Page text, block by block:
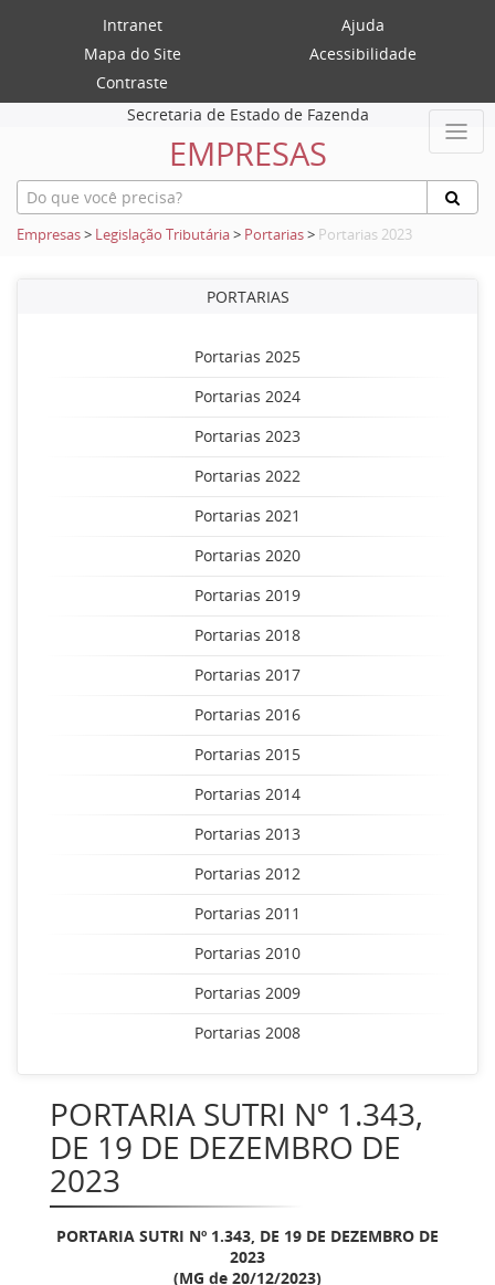
Intranet
Ajuda
Mapa do Site
Acessibilidade
Contraste
Secretaria de Estado de Fazenda
EMPRESAS
Empresas> Legislação Tributária> Portarias> Portarias 2023
PORTARIAS
Portarias 2025
Portarias 2024
Portarias 2023
Portarias 2022
Portarias 2021
Portarias 2020
Portarias 2019
Portarias 2018
Portarias 2017
Portarias 2016
Portarias 2015
Portarias 2014
Portarias 2013
Portarias 2012
Portarias 2011
Portarias 2010
Portarias 2009
Portarias 2008
PORTARIA SUTRI Nº 1.343,
DE 19 DE DEZEMBRO DE
2023
PORTARIA SUTRI Nº 1.343, DE 19 DE DEZEMBRO DE
2023
(MG de 20/12/2023)